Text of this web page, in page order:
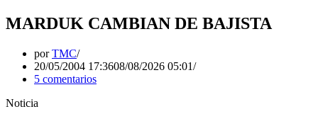
MARDUK CAMBIAN DE BAJISTA
porTMC
20/05/2004 17:3608/08/2026 05:01
5 comentarios
Noticia